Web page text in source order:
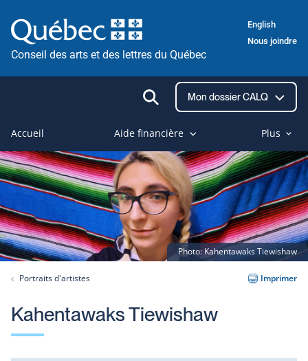
au
contenu
Conseil des arts et des lettres du Québec
English
Nous joindre
Ouvrir
la
recherche
Mon dossier CALQ
Accueil Aide financière Plus
Photo: Kahentawaks Tiewishaw
Portraits d'artistes Imprimer
Kahentawaks Tiewishaw